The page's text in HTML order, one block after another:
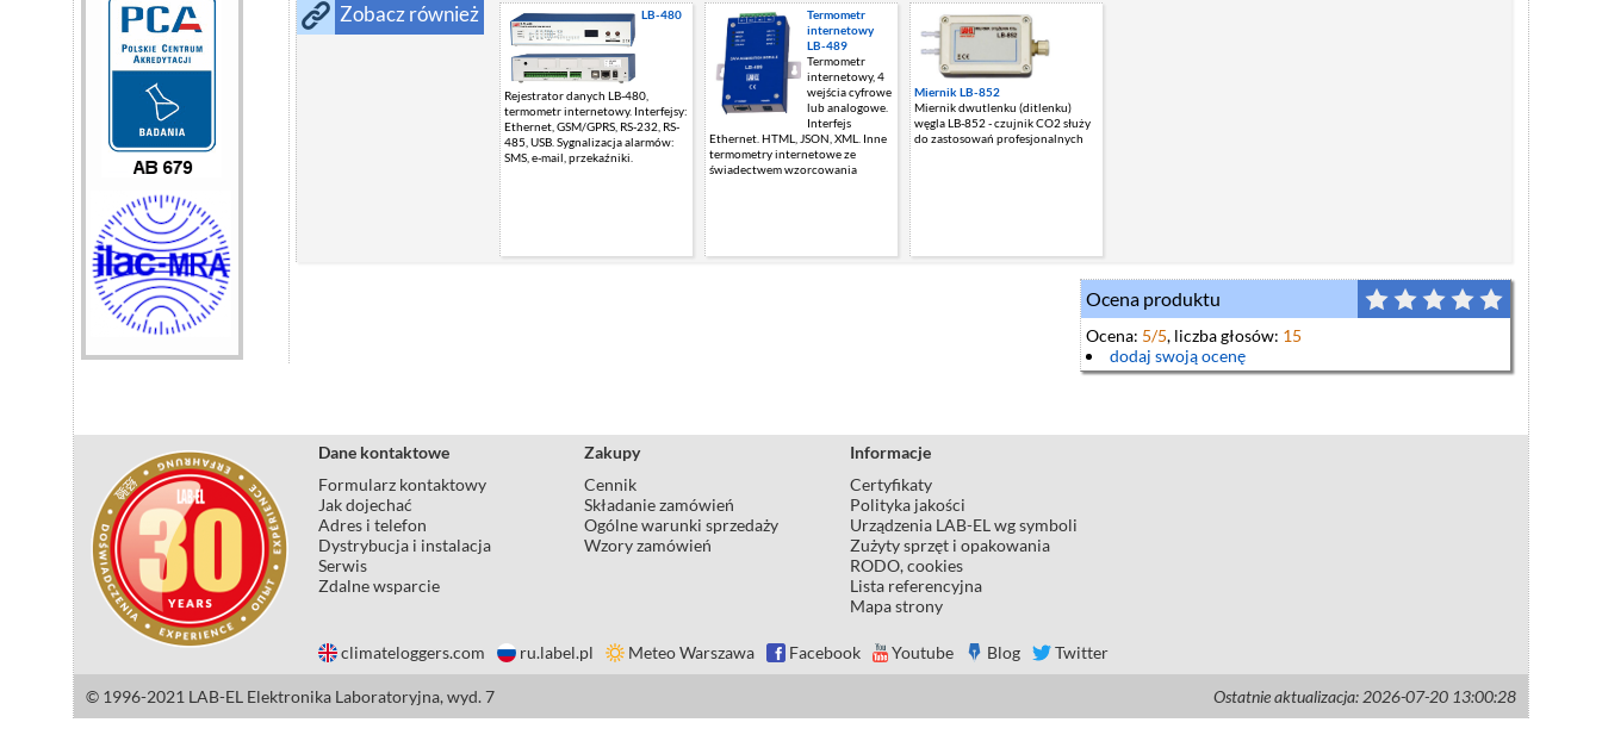
Zobacz również LB-480
Rejestrator danych LB-480,
termometr internetowy. Interfejsy:
Ethernet, GSM/GPRS, RS-232, RS-
485, USB. Sygnalizacja alarmów:
SMS, e-mail, przekaźniki.
Termometr
internetowy
LB-489
Termometr
internetowy, 4
wejścia cyfrowe
lub analogowe.
Interfejs
Ethernet. HTML, JSON, XML. Inne
termometry internetowe ze
świadectwem wzorcowania
Miernik LB-852
Miernik dwutlenku (ditlenku)
węgla LB-852 - czujnik CO2 służy
do zastosowań profesjonalnych
Ocena produktu
Ocena: 5/5, liczba głosów: 15
dodaj swoją ocenę
Dane kontaktowe
Formularz kontaktowy
Jak dojechać
Adres i telefon
Dystrybucja i instalacja
Serwis
Zdalne wsparcie
Zakupy
Cennik
Składanie zamówień
Ogólne warunki sprzedaży
Wzory zamówień
Informacje
Certyfikaty
Polityka jakości
Urządzenia LAB-EL wg symboli
Zużyty sprzęt i opakowania
RODO, cookies
Lista referencyjna
Mapa strony
climateloggers.com ru.label.pl Meteo Warszawa Facebook Youtube Blog Twitter
© 1996-2021 LAB-EL Elektronika Laboratoryjna, wyd. 7 Ostatnie aktualizacja: 2026-07-20 13:00:28